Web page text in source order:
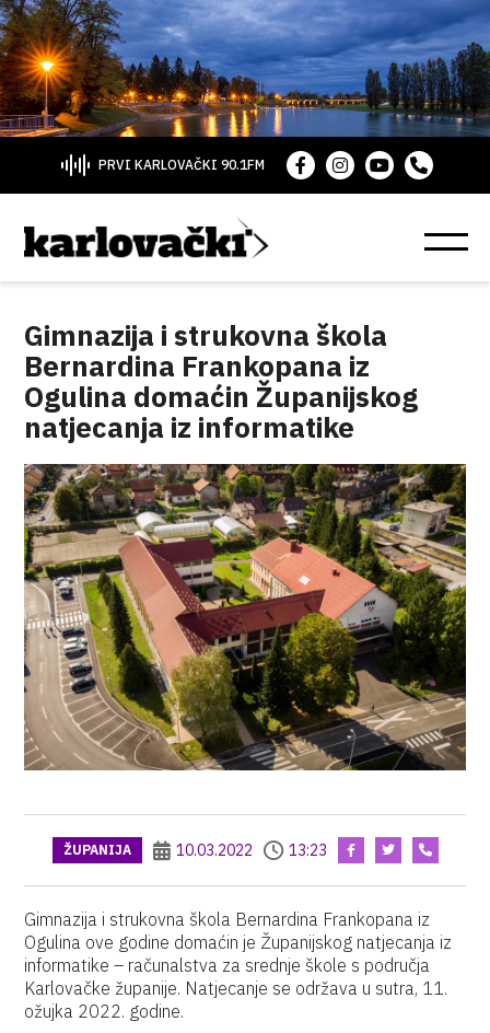
PRVI KARLOVAČKI 90.1FM
Gimnazija i strukovna škola
Bernardina Frankopana iz
Ogulina domaćin Županijskog
natjecanja iz informatike
ŽUPANIJA 10.03.2022 13:23
Gimnazija i strukovna škola Bernardina Frankopana iz
Ogulina ove godine domaćin je Županijskog natjecanja iz
informatike – računalstva za srednje škole s područja
Karlovačke županije. Natjecanje se održava u sutra, 11.
ožujka 2022. godine.